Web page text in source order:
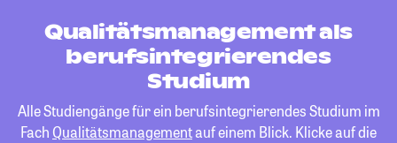
Qualitätsmanagement als
berufsintegrierendes
Studium
Alle Studiengänge für ein berufsintegrierendes Studium im
Fach Qualitätsmanagementauf einem Blick. Klicke auf die